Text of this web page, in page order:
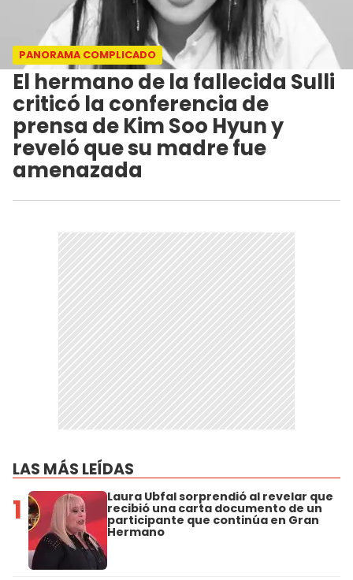
PANORAMA COMPLICADO
El hermano de la fallecida Sulli
criticó la conferencia de
prensa de Kim Soo Hyun y
reveló que su madre fue
amenazada
LAS MÁS LEÍDAS
1 Laura Ubfal sorprendió al revelar que
recibió una carta documento de un
participante que continúa en Gran
Hermano